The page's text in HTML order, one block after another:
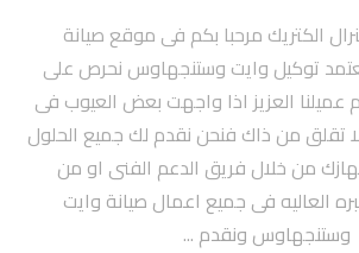
الكتريك مرحبا بكم فى موقع صيانة
توكيل وايت وستنجهاوس نحرص على
عميلنا العزيز اذا واجهت بعض العيوب فى
تقلق من ذاك فنحن نقدم لك جميع الحلول
من خلال فريق الدعم الفنى او من
العاليه فى جميع اعمال صيانة وايت
وستنجهاوس ونقدم ...